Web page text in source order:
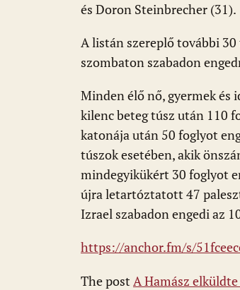
és Doron Steinbrecher (31).
A listán szereplő további
szombaton szabadon
Minden élő nő, gyermek és
kilenc beteg túsz után 110
katonája után 50 foglyot
túszok esetében, akik
mindegyikükért 30 foglyot
újra letartóztatott 47
Izrael szabadon engedi az
https://anchor.fm/s/
The post A Hamász